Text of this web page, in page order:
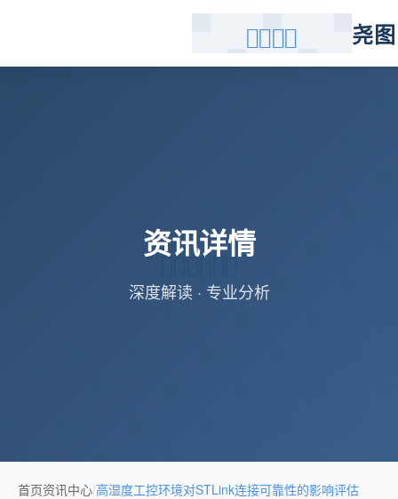
尧
资讯详情
深度解读 · 专业分析
首页资讯中心/高湿度工控环境对STLink连接可靠性的影响评估